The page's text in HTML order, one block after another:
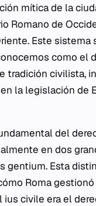
mítica de la
Romano de
Este sistema
como el
tradición civilista,
la legislación de
del
en dos
gentium. Esta
Roma
ius civile era el